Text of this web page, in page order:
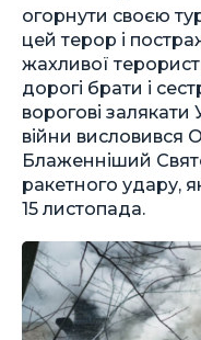
огорнути своєю
цей терор і
жахливої
дорогі брати і
ворогові залякати
війни висловився
Блаженніший
ракетного удару,
15 листопада.